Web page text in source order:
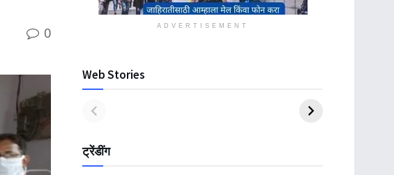
0 ADVERTISEMENT
Web Stories
ट्रेंडींग